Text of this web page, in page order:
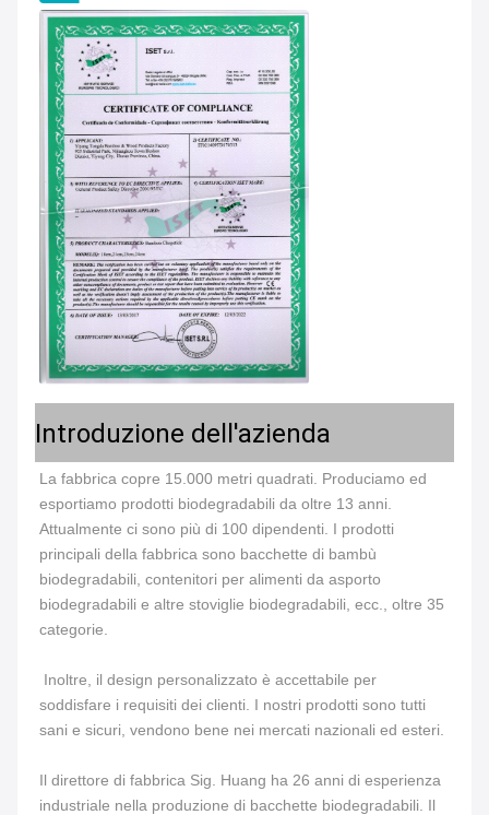
Introduzione dell'azienda
La fabbrica copre 15.000 metri quadrati. Produciamo ed
esportiamo prodotti biodegradabili da oltre 13 anni.
Attualmente ci sono più di 100 dipendenti. I prodotti
principali della fabbrica sono bacchette di bambù
biodegradabili, contenitori per alimenti da asporto
biodegradabili e altre stoviglie biodegradabili, ecc., oltre 35
categorie.
soddisfare i requisiti dei clienti. I nostri prodotti sono tutti
sani e sicuri, vendono bene nei mercati nazionali ed esteri.
Il direttore di fabbrica Sig. Huang ha 26 anni di esperienza
industriale nella produzione di bacchette biodegradabili. Il